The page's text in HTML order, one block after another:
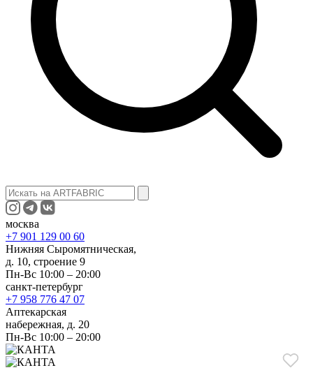
москва
+7 901 129 00 60
Нижняя Сыромятническая,
д. 10, строение 9
Пн-Вс 10:00 – 20:00
санкт-петербург
+7 958 776 47 07
Аптекарская
набережная, д. 20
Пн-Вс 10:00 – 20:00